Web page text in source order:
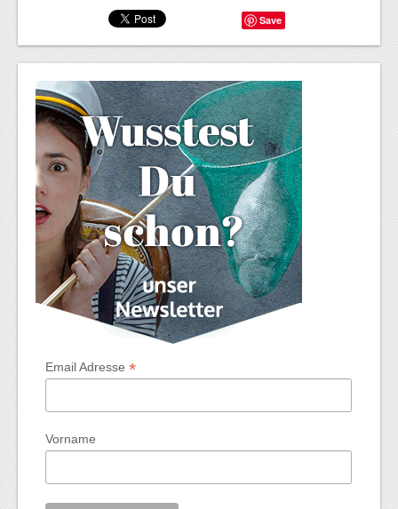
Save
Email Adresse*
Vorname